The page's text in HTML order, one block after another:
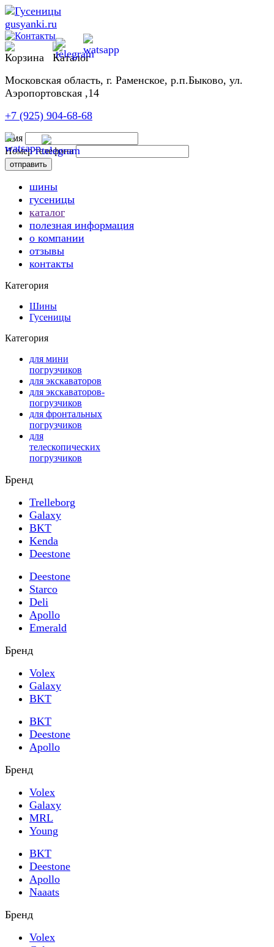
Московская область, г. Раменское, р.п.Быково, ул.
Аэропортовская ,14
+7 (925) 904-68-68
Имя
Номер телефона
шины
гусеницы
каталог
полезная информация
о компании
отзывы
контакты
Категория
Шины
Гусеницы
Категория
для мини
погрузчиков
для экскаваторов
для экскаваторов-
погрузчиков
для фронтальных
погрузчиков
для
телескопических
погрузчиков
Бренд
Trelleborg
Galaxy
BKT
Kenda
Deestone
Deestone
Starco
Deli
Apollo
Emerald
Бренд
Volex
Galaxy
BKT
BKT
Deestone
Apollo
Бренд
Volex
Galaxy
MRL
Young
BKT
Deestone
Apollo
Naaats
Бренд
Volex